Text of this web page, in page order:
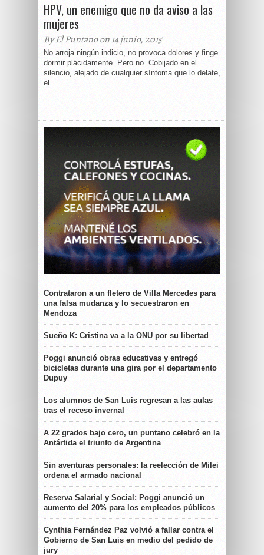
HPV, un enemigo que no da aviso a las
mujeres
By El Puntano on 14 junio, 2015
No arroja ningún indicio, no provoca dolores y finge
dormir plácidamente. Pero no. Cobijado en el
silencio, alejado de cualquier síntoma que lo delate,
el...
Contrataron a un fletero de Villa Mercedes para
una falsa mudanza y lo secuestraron en
Mendoza
Sueño K: Cristina va a la ONU por su libertad
Poggi anunció obras educativas y entregó
bicicletas durante una gira por el departamento
Dupuy
Los alumnos de San Luis regresan a las aulas
tras el receso invernal
A 22 grados bajo cero, un puntano celebró en la
Antártida el triunfo de Argentina
Sin aventuras personales: la reelección de Milei
ordena el armado nacional
Reserva Salarial y Social: Poggi anunció un
aumento del 20% para los empleados públicos
Cynthia Fernández Paz volvió a fallar contra el
Gobierno de San Luis en medio del pedido de
jury